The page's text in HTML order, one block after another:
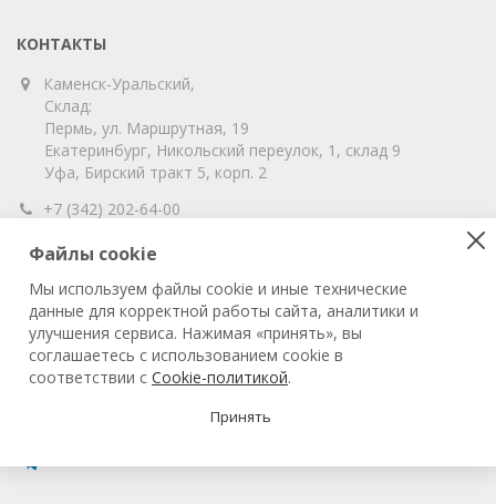
КОНТАКТЫ
Каменск-Уральский,
Склад:
Пермь, ул. Маршрутная, 19
Екатеринбург, Никольский переулок, 1, склад 9
Уфа, Бирский тракт 5, корп. 2
+7 (342) 202-64-00
info@vitahim-perm.ru
ООО «ВитаХим Пермь»
ОГРН: 1115905003059
ИНН/КПП: 5905285619/590501001
Файлы cookie
Мы используем файлы cookie и иные технические
данные для корректной работы сайта, аналитики и
улучшения сервиса. Нажимая «принять», вы
соглашаетесь с использованием cookie в
соответствии с Cookie-политикой.
Принять